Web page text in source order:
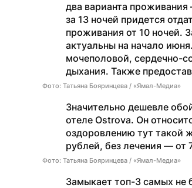
два варианта
за 13 ночей придется
проживания от 10 ночей.
актуальны на начало
мочеполовой, сердечно-
дыхания. Также
Фото: Татьяна Бояринцева / «Ямал-Медиа»
Значительно дешевле
отеле Ostrova. Он
оздоровлению тут такой
рублей, без лечения — от
Фото: Татьяна Бояринцева / «Ямал-Медиа»
Замыкает топ-3 самых не